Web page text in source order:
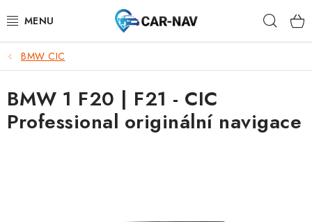
na
AUDI
BMW
FORD
BMW CIC
BMW 1 F20 | F21 - CIC
Professional originální navigace